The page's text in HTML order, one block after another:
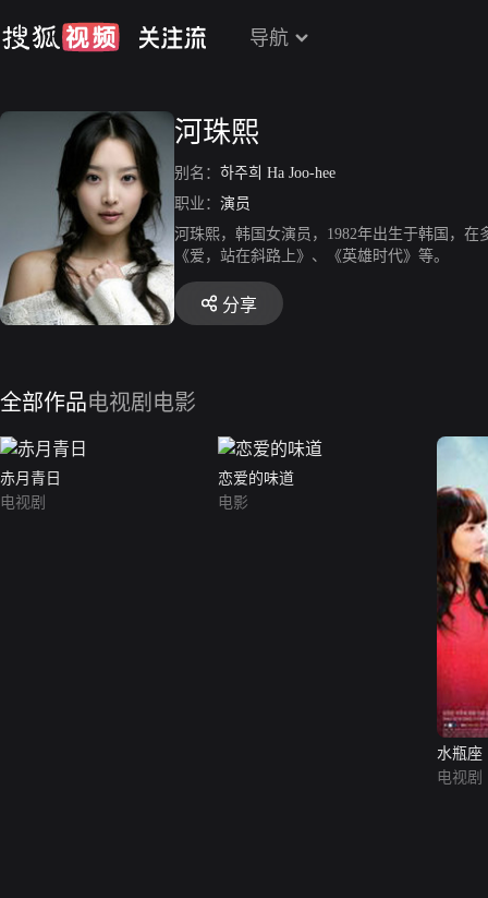
导航
河珠熙
别名： 하주희 Ha Joo-hee
职业： 演员
河珠熙，韩国女演员，1982年出生于韩国，
《爱，站在斜路上》、《英雄时代》等。
分享
全部作品电视剧 电影
赤月青日
电视剧
恋爱的味道
电影
水瓶座
电视剧